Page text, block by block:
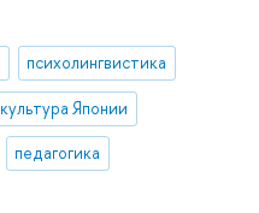
психолингвистика
культура Японии
педагогика